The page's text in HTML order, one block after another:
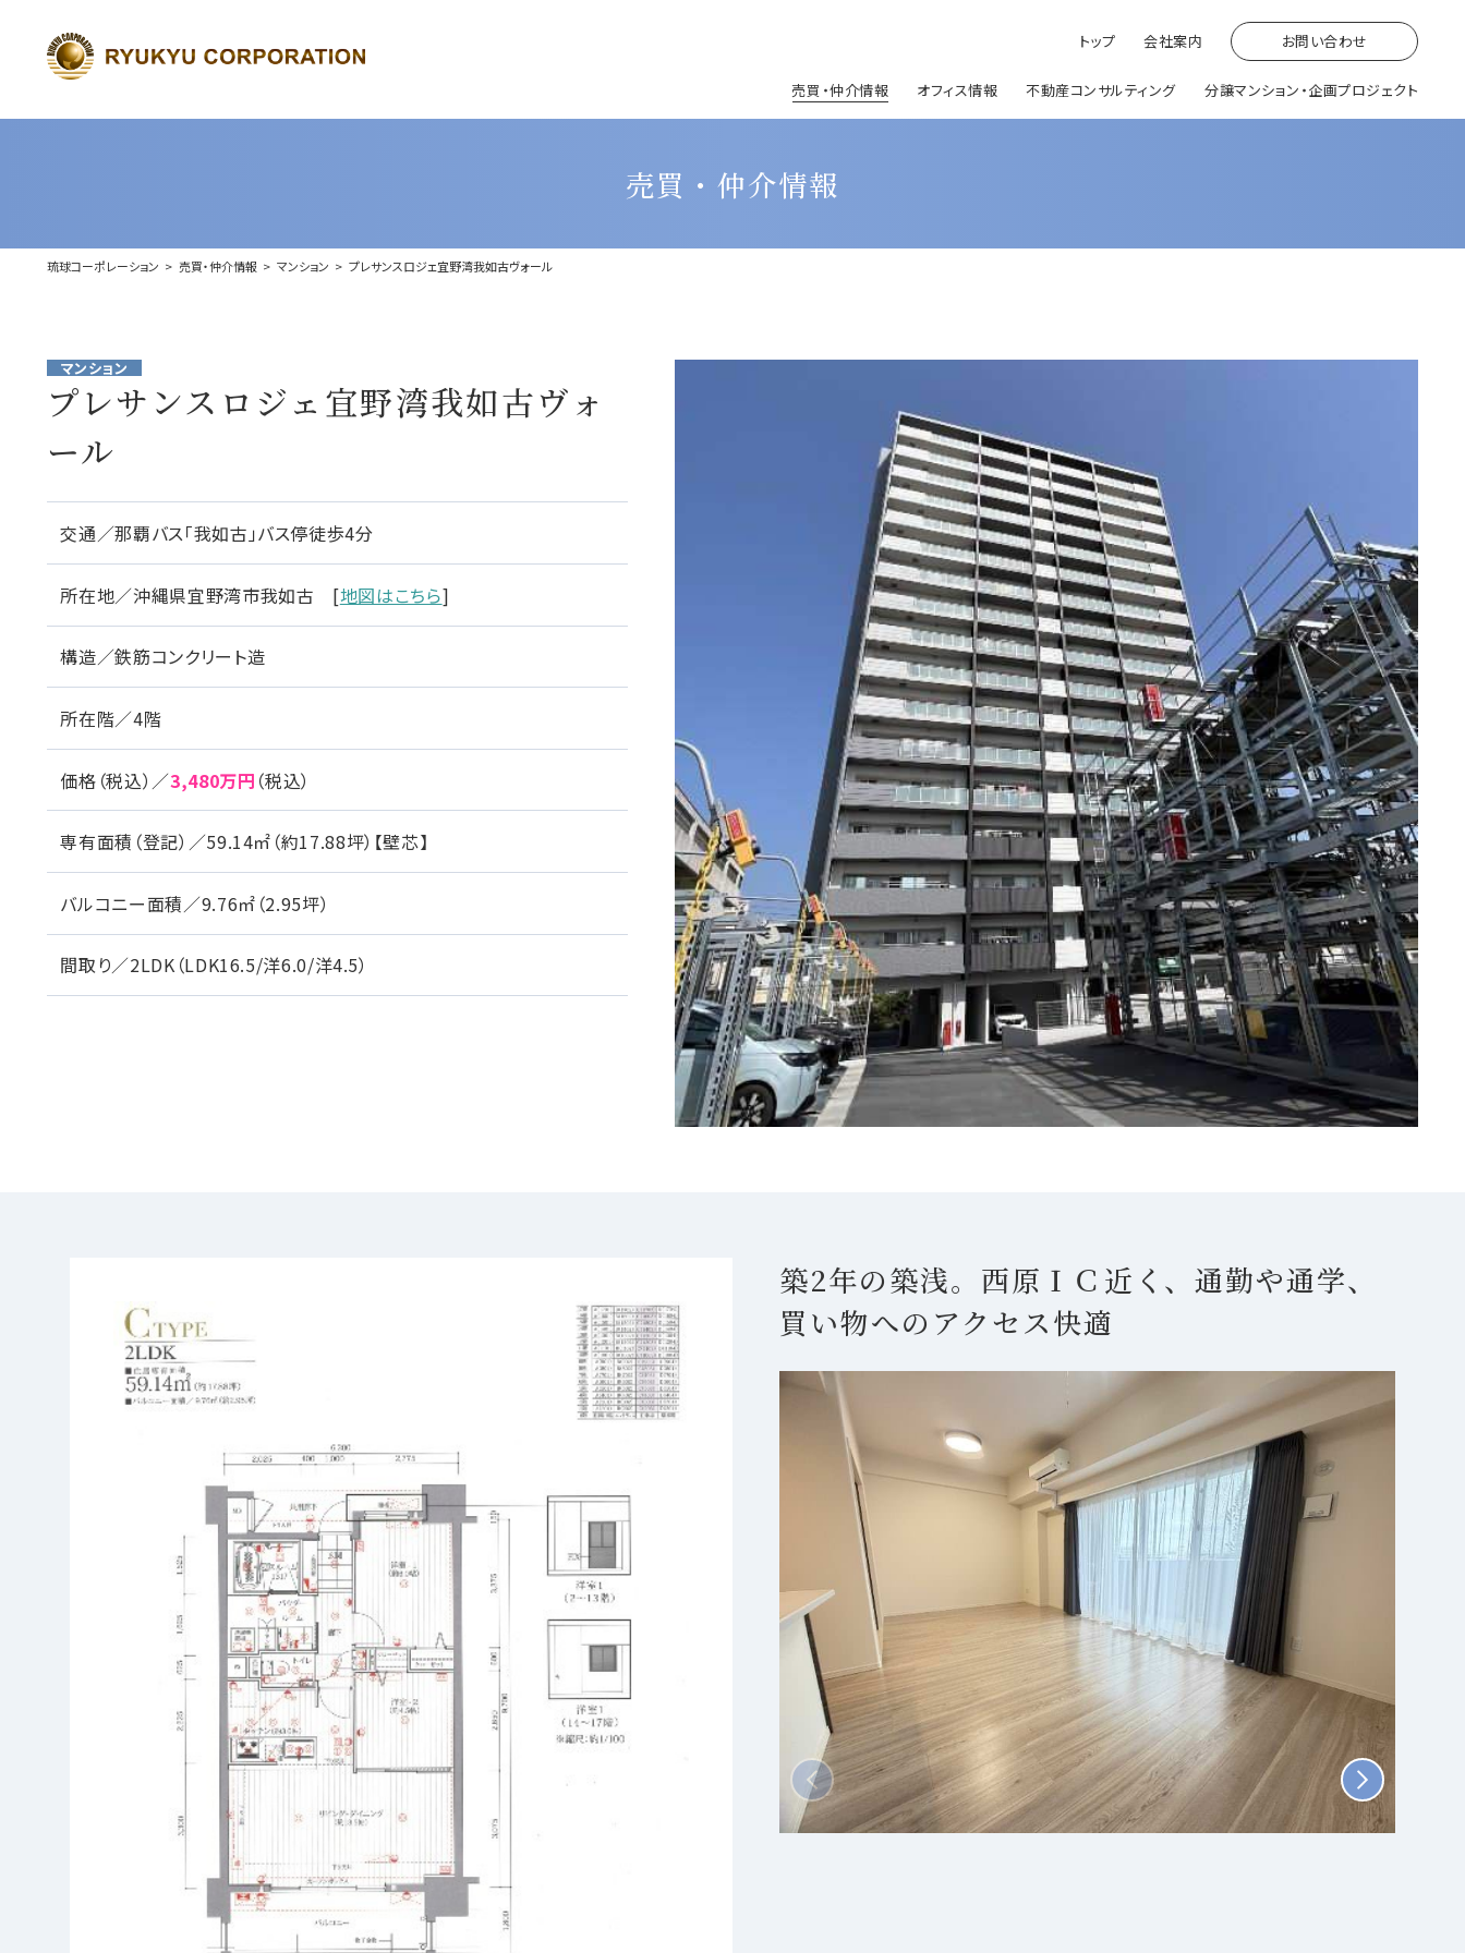
トップ 会社案内 お問い合わせ
売買・仲介情報 オフィス情報 不動産コンサルティング 分譲マンション・企画プロジェクト
売買・仲介情報
琉球コーポレーション 売買・仲介情報 マンション プレサンスロジェ宜野湾我如古ヴォール
マンション
プレサンスロジェ宜野湾我如古ヴォ
ール
交通／那覇バス「我如古」バス停徒歩4分
所在地／沖縄県宜野湾市我如古 [地図はこちら]
構造／鉄筋コンクリート造
所在階／4階
価格（税込）／3,480万円 （税込）
専有面積（登記）／59.14㎡（約17.88坪）【壁芯】
バルコニー面積／9.76㎡（2.95坪）
間取り／2LDK（LDK16.5/洋6.0/洋4.5）
築2年の築浅。西原ＩＣ近く、通勤や通学、
買い物へのアクセス快適